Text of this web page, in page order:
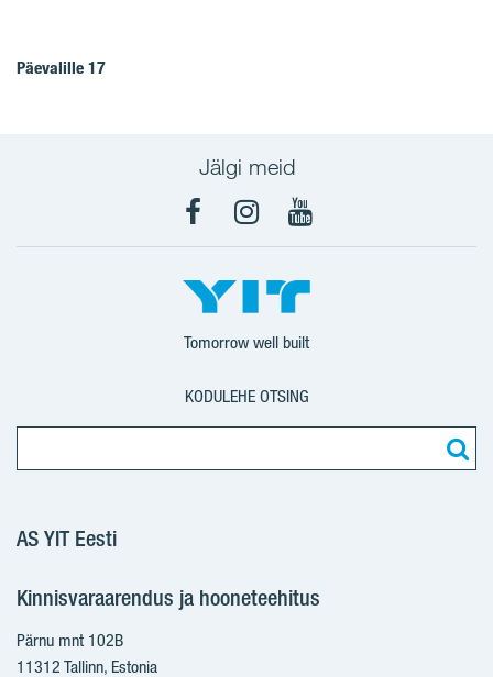
Päevalille 17
Jälgi meid
FacebookInstagram
YouTube
Tomorrow well built
KODULEHE OTSING
AS YIT Eesti
Kinnisvaraarendus ja hooneteehitus
Pärnu mnt 102B
11312 Tallinn, Estonia